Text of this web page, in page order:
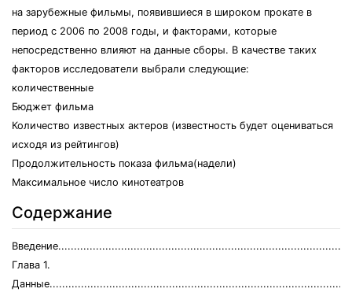
на зарубежные фильмы, появившиеся в широком прокате в
период с 2006 по 2008 годы, и факторами, которые
непосредственно влияют на данные сборы. В качестве таких
факторов исследователи выбрали следующие:
количественные
Бюджет фильма
Количество известных актеров (известность будет оцениваться
исходя из рейтингов)
Продолжительность показа фильма(надели)
Максимальное число кинотеатров
Содержание
Глава 1.